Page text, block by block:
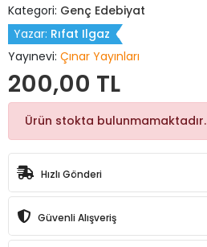
Kategori: Genç Edebiyat
Yazar: Rıfat Ilgaz
Yayınevi: Çınar Yayınları
200,00 TL
Ürün stokta bulunmamaktadır.
Hızlı Gönderi
Güvenli Alışveriş